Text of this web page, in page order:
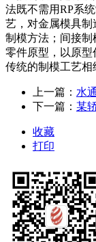
法既不需用RP系
艺，对金属模具
制模方法；间接制
零件原型，以原
传统的制模工艺相
上一篇： 水
下一篇： 某
收藏
打印